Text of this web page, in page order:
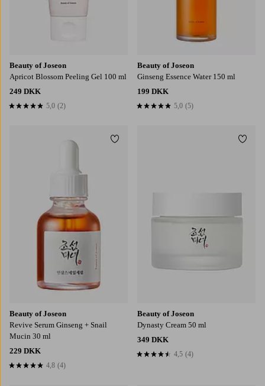
Beauty of Joseon
Apricot Blossom Peeling Gel 100 ml
249 DKK
5,0 baseret på 2 bedømmelser
5,0 (2)
Beauty of Joseon
Ginseng Essence Water 150 ml
199 DKK
5,0 baseret på 5 bedømmelser
5,0 (5)
Beauty of Joseon
Revive Serum Ginseng + Snail
Mucin 30 ml
229 DKK
4,8 baseret på 4 bedømmelser
4,8 (4)
Tilføj til favoritter
Beauty of Joseon
Dynasty Cream 50 ml
349 DKK
4,5 baseret på 4 bedømmelser
4,5 (4)